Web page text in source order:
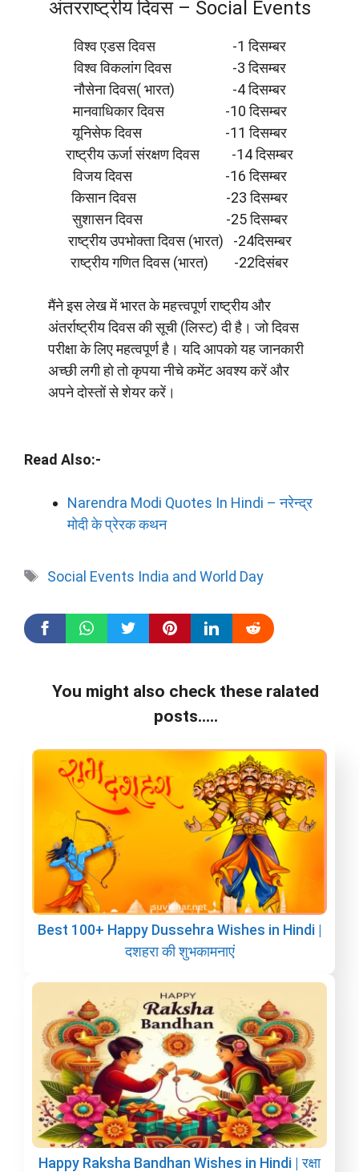
अंतरराष्ट्रीय दिवस – Social Events
विश्व एडस दिवस -1 दिसम्बर
विश्व विकलांग दिवस -3 दिसम्बर
नौसेना दिवस( भारत) -4 दिसम्बर
मानवाधिकार दिवस -10 दिसम्बर
यूनिसेफ दिवस -11 दिसम्बर
राष्ट्रीय ऊर्जा संरक्षण दिवस -14 दिसम्बर
विजय दिवस -16 दिसम्बर
किसान दिवस -23 दिसम्बर
सुशासन दिवस -25 दिसम्बर
राष्ट्रीय उपभोक्ता दिवस (भारत) -24दिसम्बर
राष्ट्रीय गणित दिवस (भारत) -22दिसंबर
मैंने इस लेख में भारत के महत्त्वपूर्ण राष्ट्रीय और
अंतर्राष्ट्रीय दिवस की सूची (लिस्ट) दी है। जो दिवस
परीक्षा के लिए महत्वपूर्ण है। यदि आपको यह जानकारी
अच्छी लगी हो तो कृपया नीचे कमेंट अवश्य करें और
अपने दोस्तों से शेयर करें।
Read Also:-
Narendra Modi Quotes In Hindi – नरेन्द्र
मोदी के प्रेरक कथन
Tags
Social Events India and World Day
You might also check these ralated
posts.....
Best 100+ Happy Dussehra Wishes in Hindi |
दशहरा की शुभकामनाएं
Happy Raksha Bandhan Wishes in Hindi | रक्षा